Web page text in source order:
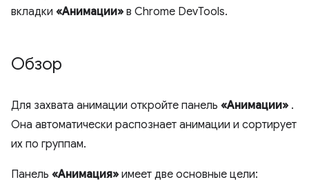
вкладки «Анимации» в Chrome DevTools.
Обзор
Для захвата анимации откройте панель «Анимации» .
Она автоматически распознает анимации и сортирует
их по группам.
Панель «Анимация» имеет две основные цели: